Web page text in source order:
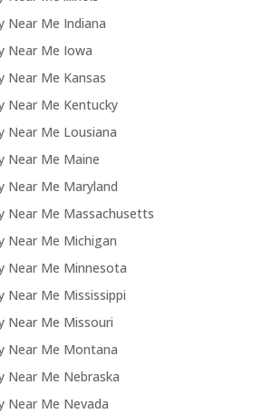
Near Me Indiana
Near Me Iowa
Near Me Kansas
Near Me Kentucky
Near Me Lousiana
Near Me Maine
Near Me Maryland
Near Me Massachusetts
Near Me Michigan
Near Me Minnesota
Near Me Mississippi
Near Me Missouri
Near Me Montana
Near Me Nebraska
Near Me Nevada